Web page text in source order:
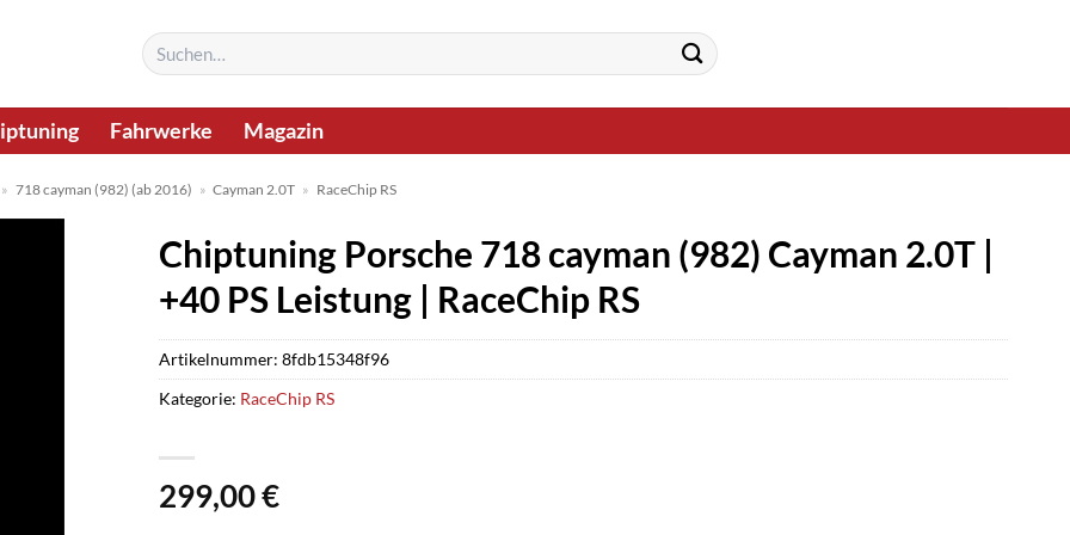
Suchen
nach:
Fahrwerke Magazin
» 718 cayman (982) (ab 2016) » Cayman 2.0T » RaceChip RS
Chiptuning Porsche 718 cayman (982) Cayman 2.0T |
+40 PS Leistung | RaceChip RS
299,00€
Artikelnummer:8fdb15348f96
Kategorie: RaceChip RS